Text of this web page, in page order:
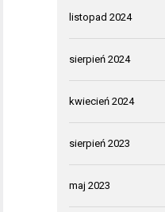
listopad 2024
sierpień 2024
kwiecień 2024
sierpień 2023
maj 2023